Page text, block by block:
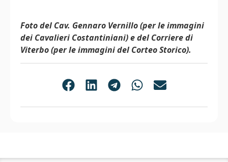
Foto del Cav. Gennaro Vernillo (per le immagini
dei Cavalieri Costantiniani) e del Corriere di
Viterbo (per le immagini del Corteo Storico).